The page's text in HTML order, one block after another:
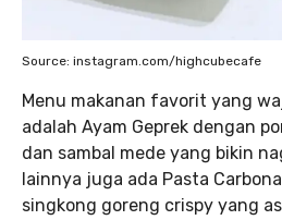
Source: instagram.com/highcubecafe
Menu makanan favorit yang
adalah Ayam Geprek dengan
dan sambal mede yang bikin
lainnya juga ada Pasta
singkong goreng crispy yang